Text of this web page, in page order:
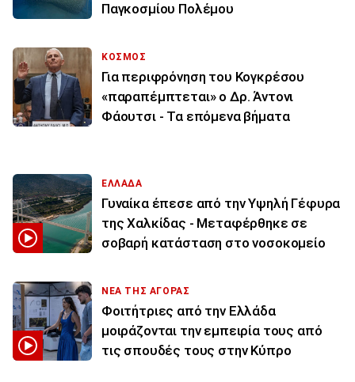
Παγκοσμίου Πολέμου
ΚΟΣΜΟΣ
Για περιφρόνηση του Κογκρέσου
«παραπέμπτεται» ο Δρ. Άντονι
Φάουτσι - Τα επόμενα βήματα
ΕΛΛΑΔΑ
Γυναίκα έπεσε από την Υψηλή Γέφυρα
της Χαλκίδας - Μεταφέρθηκε σε
σοβαρή κατάσταση στο νοσοκομείο
ΝΕΑ ΤΗΣ ΑΓΟΡΑΣ
Φοιτήτριες από την Ελλάδα
μοιράζονται την εμπειρία τους από
τις σπουδές τους στην Κύπρο